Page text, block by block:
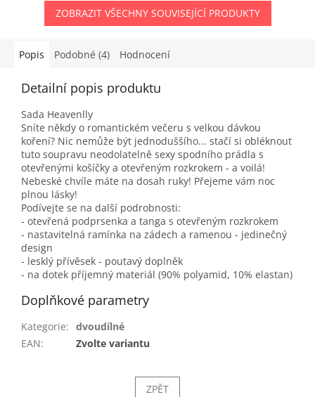
ZOBRAZIT VŠECHNY SOUVISEJÍCÍ PRODUKTY
Popis Podobné (4) Hodnocení
Detailní popis produktu
Sada Heavenlly
Sníte někdy o romantickém večeru s velkou dávkou
koření? Nic nemůže být jednoduššího... stačí si obléknout
tuto soupravu neodolatelně sexy spodního prádla s
otevřenými košíčky a otevřeným rozkrokem - a voilá!
Nebeské chvíle máte na dosah ruky! Přejeme vám noc
plnou lásky!
Podívejte se na další podrobnosti:
- otevřená podprsenka a tanga s otevřeným rozkrokem
- nastavitelná ramínka na zádech a ramenou - jedinečný
design
- lesklý přívěsek - poutavý doplněk
- na dotek příjemný materiál (90% polyamid, 10% elastan)
Doplňkové parametry
Kategorie: dvoudílné
EAN: Zvolte variantu
ZPĚT